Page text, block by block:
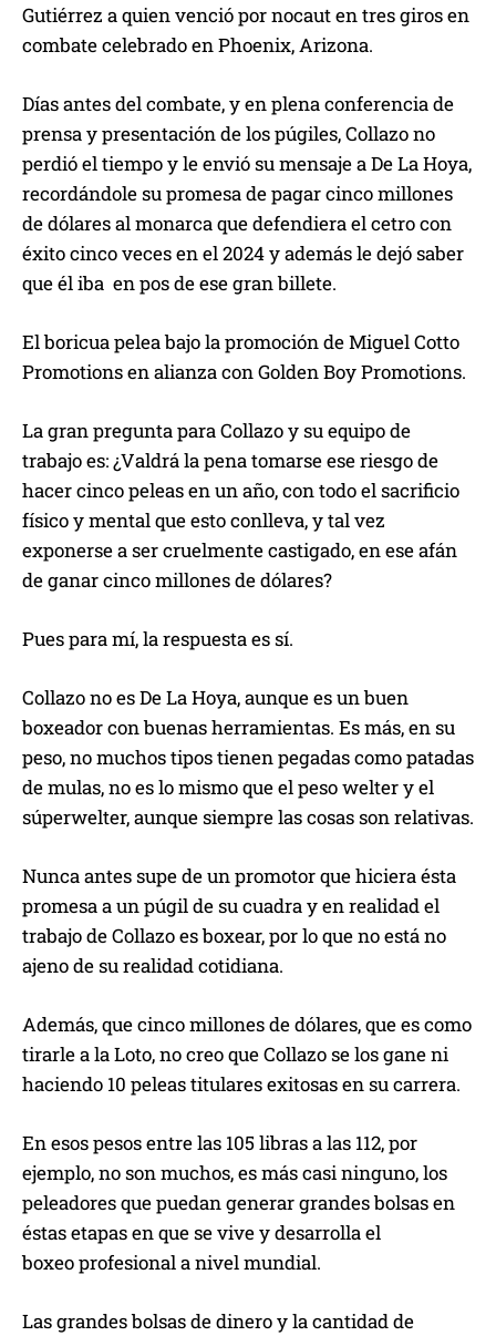
Gutiérrez a quien venció por nocaut en tres giros en
combate celebrado en Phoenix, Arizona.
Días antes del combate, y en plena conferencia de
prensa y presentación de los púgiles, Collazo no
perdió el tiempo y le envió su mensaje a De La Hoya,
recordándole su promesa de pagar cinco millones
de dólares al monarca que defendiera el cetro con
éxito cinco veces en el 2024 y además le dejó saber
que él iba en pos de ese gran billete.
El boricua pelea bajo la promoción de Miguel Cotto
Promotions en alianza con Golden Boy Promotions.
La gran pregunta para Collazo y su equipo de
trabajo es: ¿Valdrá la pena tomarse ese riesgo de
hacer cinco peleas en un año, con todo el sacrificio
físico y mental que esto conlleva, y tal vez
exponerse a ser cruelmente castigado, en ese afán
de ganar cinco millones de dólares?
Pues para mí, la respuesta es sí.
Collazo no es De La Hoya, aunque es un buen
boxeador con buenas herramientas. Es más, en su
peso, no muchos tipos tienen pegadas como patadas
de mulas, no es lo mismo que el peso welter y el
súperwelter, aunque siempre las cosas son relativas.
Nunca antes supe de un promotor que hiciera ésta
promesa a un púgil de su cuadra y en realidad el
trabajo de Collazo es boxear, por lo que no está no
ajeno de su realidad cotidiana.
Además, que cinco millones de dólares, que es como
tirarle a la Loto, no creo que Collazo se los gane ni
haciendo 10 peleas titulares exitosas en su carrera.
En esos pesos entre las 105 libras a las 112, por
ejemplo, no son muchos, es más casi ninguno, los
peleadores que puedan generar grandes bolsas en
éstas etapas en que se vive y desarrolla el
boxeo profesional a nivel mundial.
Las grandes bolsas de dinero y la cantidad de